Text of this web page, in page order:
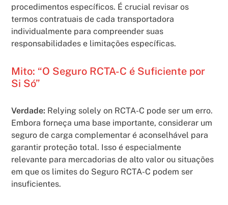
procedimentos específicos. É crucial revisar os
termos contratuais de cada transportadora
individualmente para compreender suas
responsabilidades e limitações específicas.
Mito: “O Seguro RCTA-C é Suficiente por
Si Só”
Verdade: Relying solely on RCTA-C pode ser um erro.
Embora forneça uma base importante, considerar um
seguro de carga complementar é aconselhável para
garantir proteção total. Isso é especialmente
relevante para mercadorias de alto valor ou situações
em que os limites do Seguro RCTA-C podem ser
insuficientes.